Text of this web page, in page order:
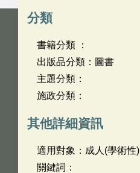
分類
書籍分類 ：
出版品分類：圖書
主題分類：
施政分類：
其他詳細資訊
適用對象：成人(學術性)
關鍵詞：